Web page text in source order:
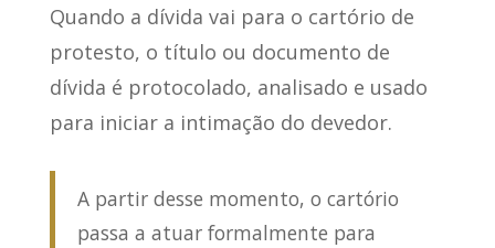
Quando a dívida vai para o cartório de
protesto, o título ou documento de
dívida é protocolado, analisado e usado
para iniciar a intimação do devedor.
A partir desse momento, o cartório
passa a atuar formalmente para